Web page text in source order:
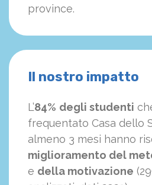
province.
Il nostro impatto
L’84% degli studenti
frequentato Casa dello
almeno 3 mesi hanno
miglioramento del
e della motivazione